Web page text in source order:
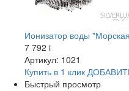
Ионизатор воды
7 792 i
Артикул: 1021
Купить в 1 клик
Быстрый просмотр